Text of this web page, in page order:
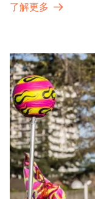
了解更多